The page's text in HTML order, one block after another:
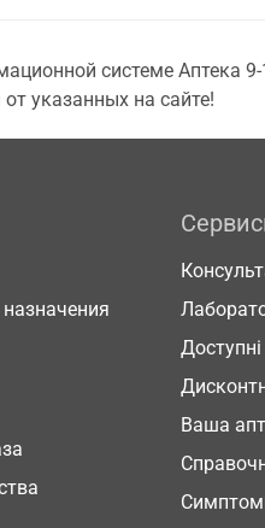
системе Аптека 9-
указанных на сайте!
Доступні
Ваша